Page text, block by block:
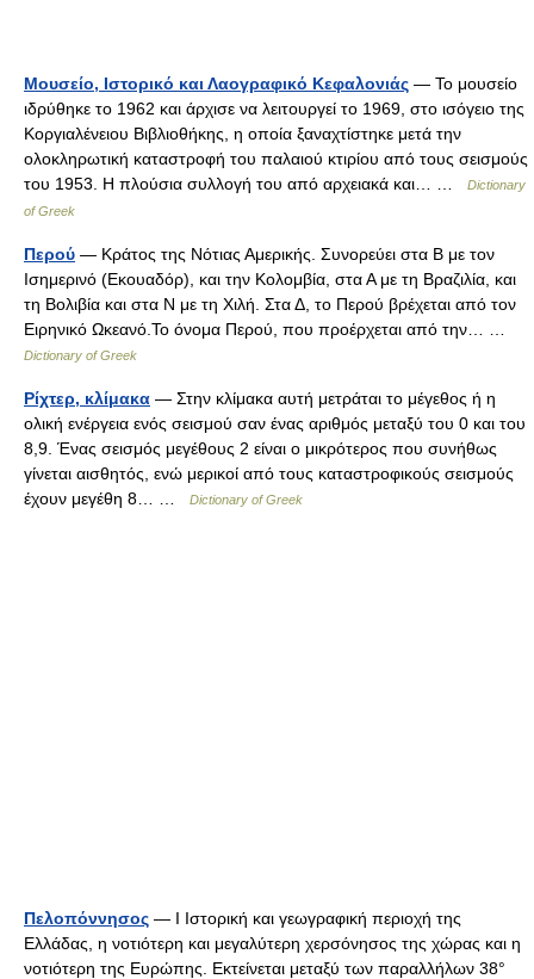
Μουσείο, Ιστορικό και Λαογραφικό Κεφαλονιάς — Το μουσείο
ιδρύθηκε το 1962 και άρχισε να λειτουργεί το 1969, στο ισόγειο της
Κοργιαλένειου Βιβλιοθήκης, η οποία ξαναχτίστηκε μετά την
ολοκληρωτική καταστροφή του παλαιού κτιρίου από τους σεισμούς
του 1953. Η πλούσια συλλογή του από αρχειακά και… …
Dictionary
of Greek
Περού — Κράτος της Νότιας Αμερικής. Συνορεύει στα Β με τον
Iσημερινό (Eκουαδόρ), και την Kολομβία, στα Α με τη Bραζιλία, και
τη Bολιβία και στα Ν με τη Xιλή. Στα Δ, το Περού βρέχεται από τον
Eιρηνικό Ωκεανό.To όνομα Περού, που προέρχεται από την… …
Dictionary of Greek
Ρίχτερ, κλίμακα — Στην κλίμακα αυτή μετράται το μέγεθος ή η
ολική ενέργεια ενός σεισμού σαν ένας αριθμός μεταξύ του 0 και του
8,9. Ένας σεισμός μεγέθους 2 είναι ο μικρότερος που συνήθως
γίνεται αισθητός, ενώ μερικοί από τους καταστροφικούς σεισμούς
έχουν μεγέθη 8… …
Dictionary of Greek
Πελοπόννησος — I Ιστορική και γεωγραφική περιοχή της
Ελλάδας, η νοτιότερη και μεγαλύτερη χερσόνησος της χώρας και η
νοτιότερη της Ευρώπης. Εκτείνεται μεταξύ των παραλλήλων 38°